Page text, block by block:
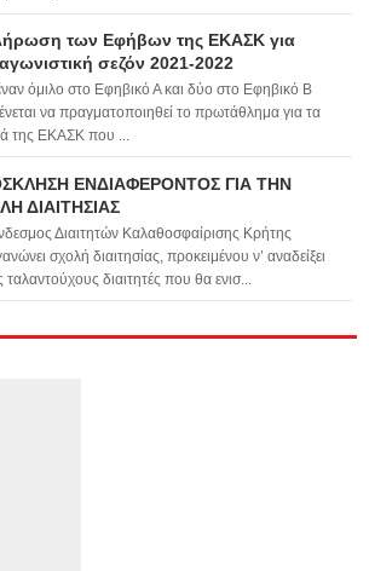
των Εφήβων της ΕΚΑΣΚ για
σεζόν 2021-2022
όμιλο στο Εφηβικό Α και δύο στο Εφηβικό Β
να πραγματοποιηθεί το πρωτάθλημα για τα
της ΕΚΑΣΚ που ...
ΕΝΔΙΑΦΕΡΟΝΤΟΣ ΓΙΑ ΤΗΝ
ΔΙΑΙΤΗΣΙΑΣ
Διαιτητών Καλαθοσφαίρισης Κρήτης
σχολή διαιτησίας, προκειμένου ν’ αναδείξει
ταλαντούχους διαιτητές που θα ενισ...